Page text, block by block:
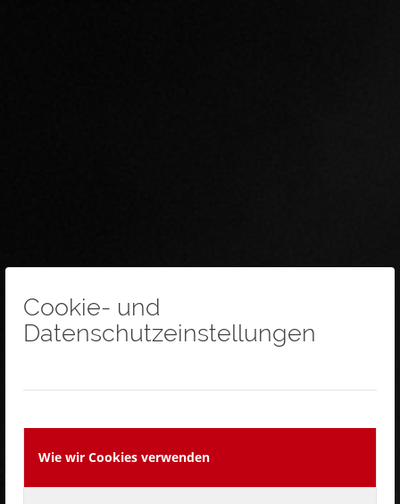
Cookie- und
Datenschutzeinstellungen
Wie wir Cookies verwenden
KONTAKT